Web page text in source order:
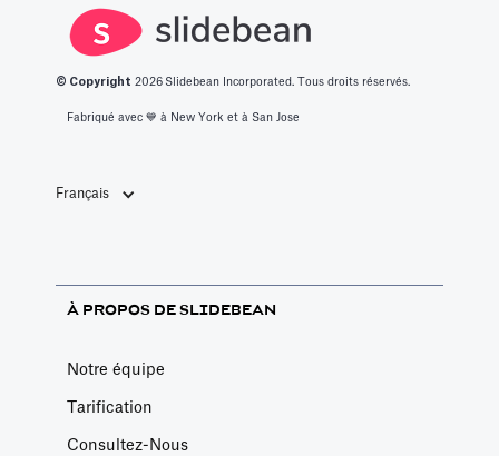
© Copyright 2026 Slidebean Incorporated. Tous droits réservés.
Fabriqué avec 💙️ à New York et à San Jose
Français
À PROPOS DE SLIDEBEAN
Notre équipe
Tarification
Consultez-Nous